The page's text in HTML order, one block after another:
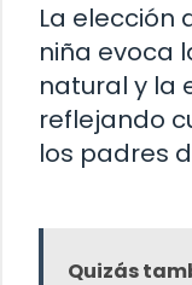
La elección
niña evoca
natural y la
reflejando
los padres
Quizás